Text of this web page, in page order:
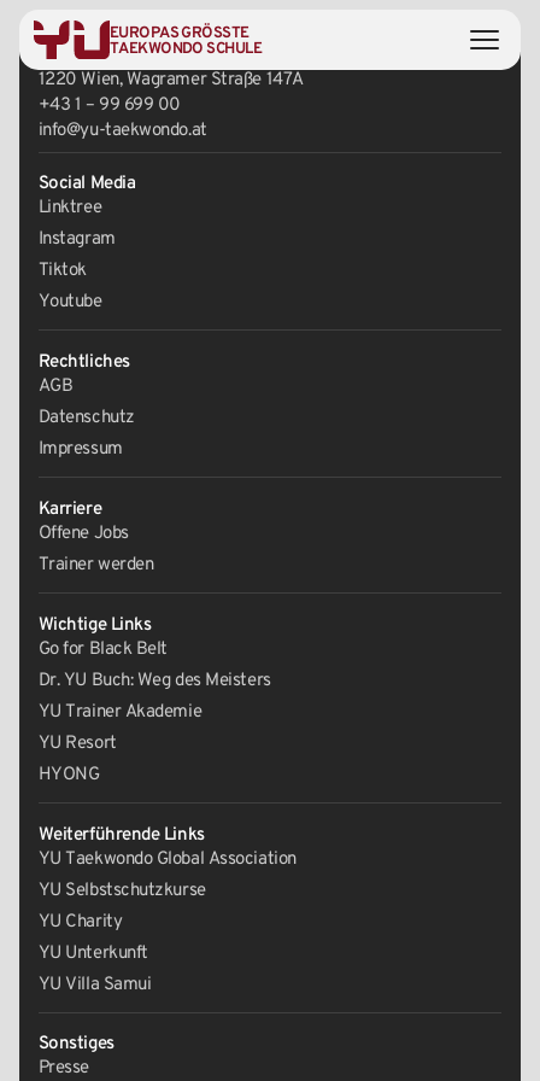
EUROPAS GRÖSSTE
TAEKWONDO SCHULE
Zentrale
1220 Wien, Wagramer Straße 147A
+43 1 – 99 699 00
info@yu-taekwondo.at
Social Media
Linktree
Instagram
Tiktok
Youtube
Rechtliches
AGB
Datenschutz
Impressum
Karriere
Offene Jobs
Trainer werden
Wichtige Links
Go for Black Belt
Dr. YU Buch: Weg des Meisters
YU Trainer Akademie
YU Resort
HYONG
Weiterführende Links
YU Taekwondo Global Association
YU Selbstschutzkurse
YU Charity
YU Unterkunft
YU Villa Samui
Sonstiges
Presse